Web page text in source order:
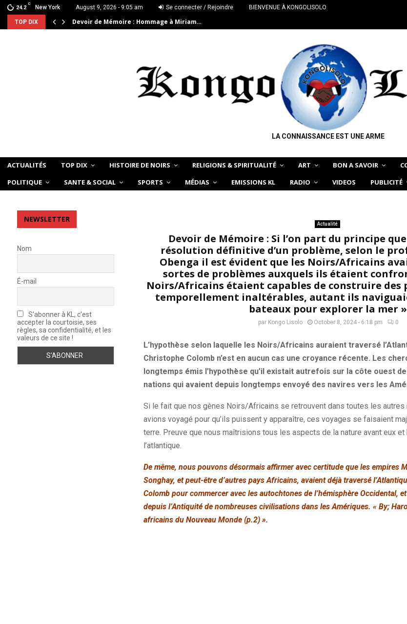
24.2
C
New York August 9, 2026 - 9:05 am Se connecter / Rejoindre BIENVENUE À KONGOLISOLO
TOP DIX Devoir de Mémoire : Hommage à Miriam…
LA CONNAISSANCE EST UNE ARME
ACTUALITÉS TOP DIX HISTOIRE DE NOIRS RELIGIONS & SPIRITUALITÉ ART BON A SAVOIR
POLITIQUE
SANTE & SOCIAL SPORTS MÉDIAS EMISSIONS KL RADIO VIDEOS PUBLICITÉ
Actualité
Devoir de Mémoire : Si l’on part du principe
résolution définitive d’un problème, selon le
Obenga il est évident que les Noirs/Africains
sortes de problèmes auxquels ils étaient
Noirs/Africains étaient capables de construire des
temporellement inaltérables, autant ils
bateaux pour explorer la mer »
par Kongo Lisolo October 8, 2024 - 6:18 pm 0
L’hypothèse selon laquelle les Noirs/Africains auraient traversé
Christophe Colomb n’est en aucun cas une croyance récente. Les
longtemps émis l’hypothèse qu’il existait autrefois sur la côte ouest
nations qui avaient depuis longtemps envoyé des navires vers les
Si le fait que nos gènes Noirs/Africains se retrouvent dans toutes les autres
avions voyagé pour qu’ils puissent y apparaître, ces voyages se faisaient
terre. Preuve que nous maîtrisions tous les aspects de la nature avant eux
l’atlantique.
De même, nous pouvons désormais affirmer avec certitude que les empires
Songhay, et peut-être d’autres pays Africains, avaient déjà traversé
Colomb pour commercer avec les autochtones de l’hémisphère Occidental,
depuis l’Antiquité de nombreuses civilisations dans les Amériques. « By;
africains du Nouveau Monde (p.2) ».
NEWSLETTER
Nom
É-mail
S'abonner à KL, c'est
accepter la courtoisie, ses
règles, sa confidentialité, et les
valeurs de ce site !